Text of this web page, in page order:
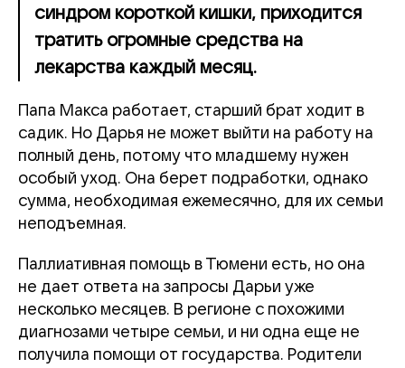
синдром короткой кишки, приходится
тратить огромные средства на
лекарства каждый месяц.
Папа Макса работает, старший брат ходит в
садик. Но Дарья не может выйти на работу на
полный день, потому что младшему нужен
особый уход. Она берет подработки, однако
сумма, необходимая ежемесячно, для их семьи
неподъемная.
Паллиативная помощь в Тюмени есть, но она
не дает ответа на запросы Дарьи уже
несколько месяцев. В регионе с похожими
диагнозами четыре семьи, и ни одна еще не
получила помощи от государства. Родители